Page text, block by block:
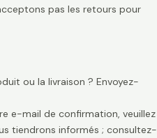
pas les retours pour
ou la livraison ? Envoyez-
e-mail de confirmation, veuillez
tiendrons informés ; consultez-